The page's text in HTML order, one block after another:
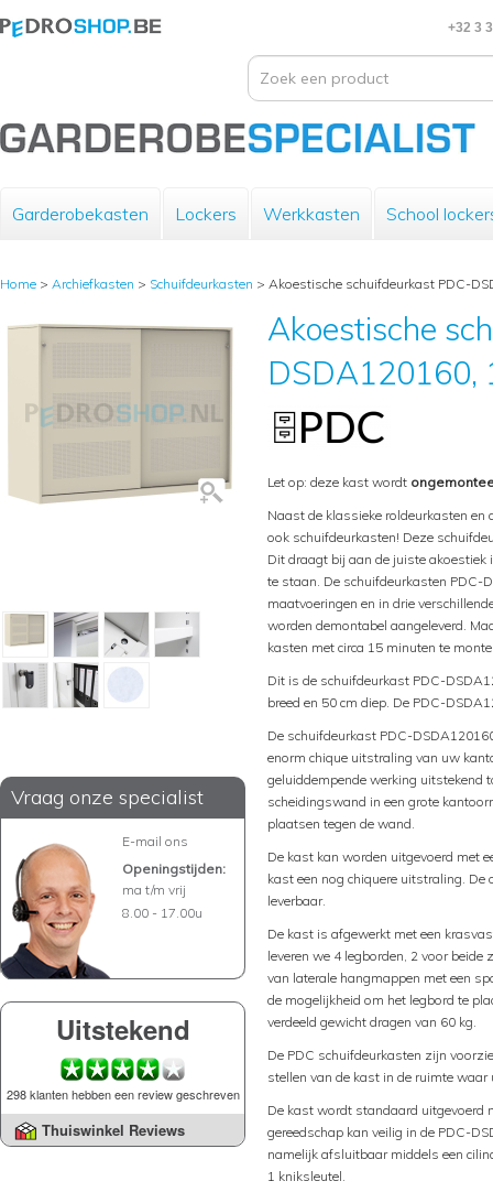
+32 3
Garderobekasten Lockers Werkkasten School
Home > Archiefkasten > Schuifdeurkasten > Akoestische schuifdeurkast PDC-
Vraag onze specialist
E-mail ons
Openingstijden:
ma t/m vrij
8.00 - 17.00u
Uitstekend
298 klanten hebben een review geschreven
Thuiswinkel Reviews
Akoestische
Let op: deze kast wordt
Naast de klassieke roldeurkasten en
ook schuifdeurkasten! Deze
Dit draagt bij aan de juiste
te staan. De schuifdeurkasten PDC-
maatvoeringen en in drie
worden demontabel aangeleverd.
kasten met circa 15 minuten te
Dit is de schuifdeurkast PDC-
breed en 50 cm diep. De PDC-
De schuifdeurkast PDC-
enorm chique uitstraling van uw
geluiddempende werking uitstekend
scheidingswand in een grote
plaatsen tegen de wand.
De kast kan worden uitgevoerd met
kast een nog chiquere uitstraling.
leverbaar.
De kast is afgewerkt met een
leveren we 4 legborden, 2 voor
van laterale hangmappen met een
de mogelijkheid om het legbord te
verdeeld gewicht dragen van 60 kg.
De PDC schuifdeurkasten zijn
stellen van de kast in de ruimte
De kast wordt standaard uitgevoerd
gereedschap kan veilig in de PDC-
namelijk afsluitbaar middels een
1 kniksleutel.